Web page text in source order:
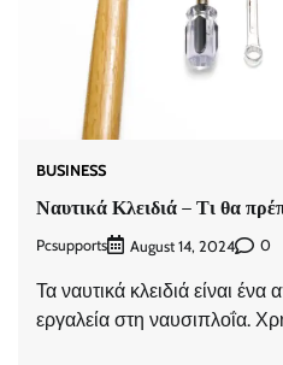
BUSINESS
Ναυτικά Κλειδιά – Τι θα
Pcsupports August 14, 2024 0
Τα ναυτικά κλειδιά είναι
εργαλεία στη ναυσιπλοΐα.